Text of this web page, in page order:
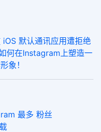
默认通讯应用遭拒绝
何在Instagram上塑造一
象！
最多 粉丝